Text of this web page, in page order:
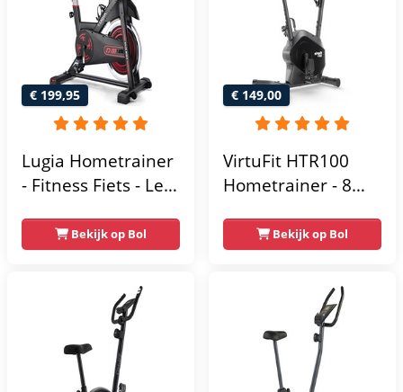
€ 199,95
Lugia Hometrainer
- Fitness Fiets - Led
Verstelbaar Zadel -
0-100% weerstand
Hartslagfunctie -
Max 130kg -
Extreem Stil
Bekijk op Bol
€ 149,00
VirtuFit HTR100
Hometrainer - 8
Weerstandniveau's
- Verstelbaar zadel
Tablethouder -
Max. 120 kg
Gebruikersgewicht
- Fitnessfiets
Bekijk op Bol